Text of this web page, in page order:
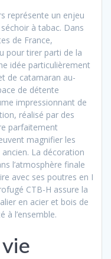
représente un enjeu
à tabac. Dans
de France,
pour tirer parti de la
idée particulièrement
de catamaran au-
de détente
impressionnant de
réalisé par des
parfaitement
magnifier les
La décoration
l’atmosphère finale
avec ses poutres en I
CTB-H assure la
en acier et bois de
à l’ensemble.